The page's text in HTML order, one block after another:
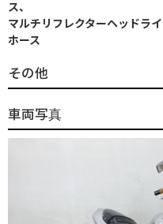
ス、
マルチリフレクターヘッドラ
ホース
その他
車両写真